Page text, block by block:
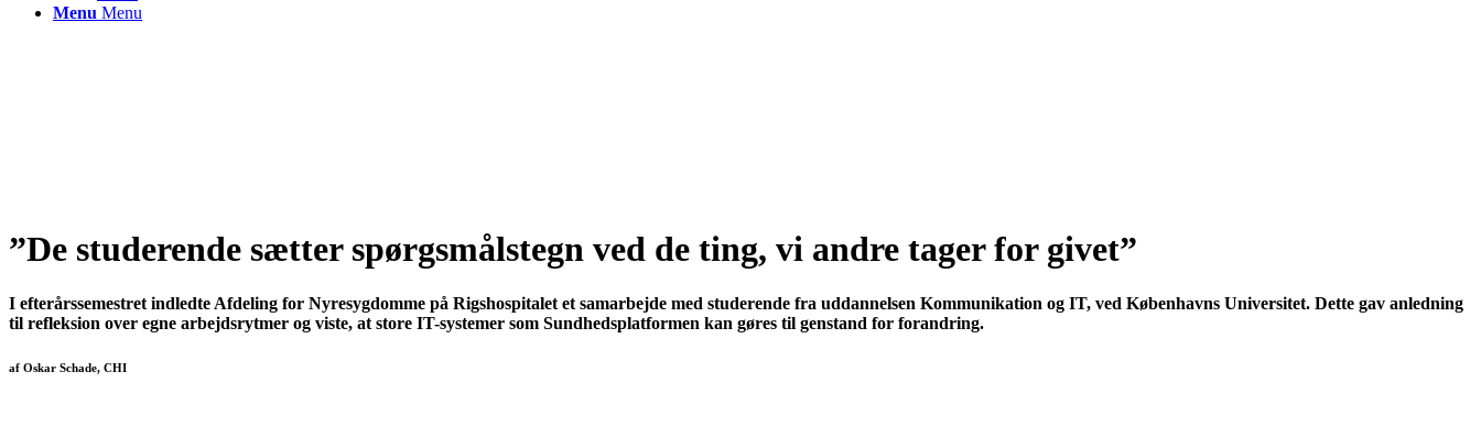
Menu Menu
”De studerende sætter spørgsmålstegn ved de ting, vi andre tager for givet”
I efterårssemestret indledte Afdeling for Nyresygdomme på Rigshospitalet et samarbejde med studerende fra uddannelsen Kommunikation og IT, ved Københavns Universitet. Dette gav anledning
til refleksion over egne arbejdsrytmer og viste, at store IT-systemer som Sundhedsplatformen kan gøres til genstand for forandring.
af Oskar Schade, CHI